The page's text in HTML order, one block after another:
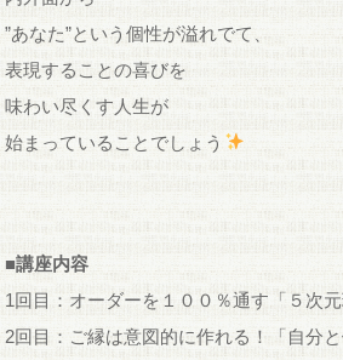
”あなた”という個性が溢れでて、
表現することの喜びを
味わい尽くす人生が
始まっていることでしょう
■講座内容
1回目：オーダーを１００％通す「５次元
2回目：ご縁は意図的に作れる！「自分